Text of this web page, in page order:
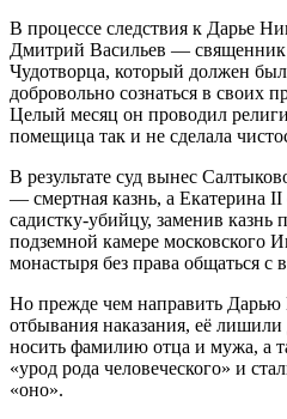
В процессе следствия к Дарье
Дмитрий Васильев — священник
Чудотворца, который должен
добровольно сознаться в своих
Целый месяц он проводил
помещица так и не сделала
В результате суд вынес
— смертная казнь, а Екатерина
садистку-убийцу, заменив
подземной камере московского
монастыря без права общаться
Но прежде чем направить Дарью
отбывания наказания, её лишили
носить фамилию отца и мужа, а
«урод рода человеческого» и
«оно».